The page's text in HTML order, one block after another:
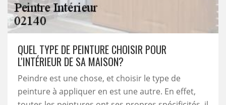
QUEL TYPE DE PEINTURE CHOISIR POUR
L'INTÉRIEUR DE SA MAISON?
Peindre est une chose, et choisir le type de
peinture à appliquer en est une autre. En effet,